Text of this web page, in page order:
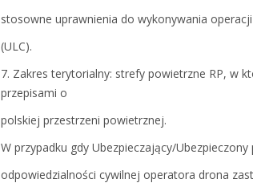
stosowne uprawnienia do wykonywania
(ULC).
7. Zakres terytorialny: strefy powietrzne RP, w
przepisami o
polskiej przestrzeni powietrznej.
W przypadku gdy Ubezpieczający/
odpowiedzialności cywilnej operatora drona